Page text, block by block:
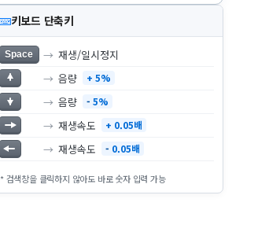
키보드 단축키
Space → 재생/일시정지
→ 음량 + 5%
→ 음량 - 5%
→ 재생속도 + 0.05배
→ 재생속도 - 0.05배
* 검색창을 클릭하지 않아도 바로 숫자 입력 가능